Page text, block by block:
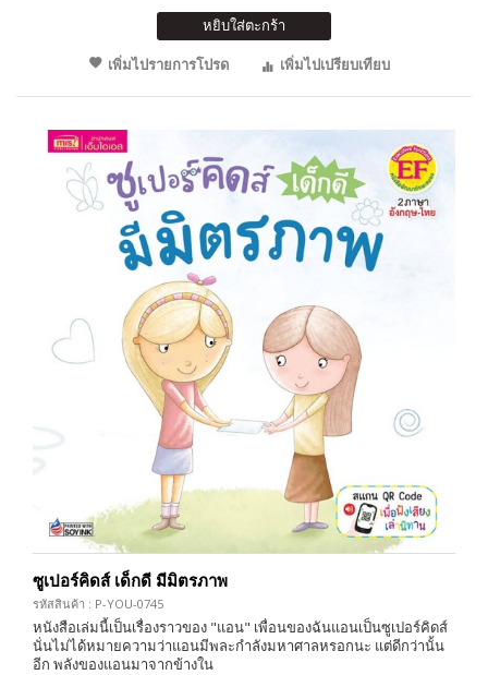
หยิบใส่ตะกร้า
เพิ่มไปรายการโปรด
เพิ่มไปเปรียบเทียบ
ซูเปอร์คิดส์ เด็กดี มีมิตรภาพ
รหัสสินค้า : P-YOU-0745
หนังสือเล่มนี้เป็นเรื่องราวของ "แอน" เพื่อนของฉันแอนเป็นซูเปอร์คิดส์
นั่นไม่ได้หมายความว่าแอนมีพละกำลังมหาศาลหรอกนะ แต่ดีกว่านั้น
อีก พลังของแอนมาจากข้างใน